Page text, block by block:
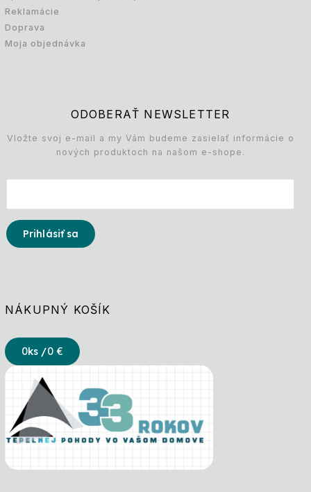
Reklamácie
Doprava
Moja objednávka
ODOBERAŤ NEWSLETTER
Vložte svoj e-mail a my Vám budeme zasielať informácie o
nových produktoch na našom e-shope.
Prihlásiť sa
NÁKUPNÝ KOŠÍK
0ks /0 €